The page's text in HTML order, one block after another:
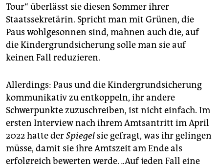
Tour“ überlässt sie diesen Sommer ihrer
Staatssekretärin. Spricht man mit Grünen, die
Paus wohlgesonnen sind, mahnen auch die, auf
die Kindergrundsicherung solle man sie auf
keinen Fall reduzieren.
Allerdings: Paus und die Kindergrundsicherung
kommunikativ zu entkoppeln, ihr andere
Schwerpunkte zuzuschreiben, ist nicht einfach. Im
ersten Interview nach ihrem Amtsantritt im April
2022 hatte derSpiegel sie gefragt, was ihr gelingen
müsse, damit sie ihre Amtszeit am Ende als
erfolgreich bewerten werde. „Auf jeden Fall eine